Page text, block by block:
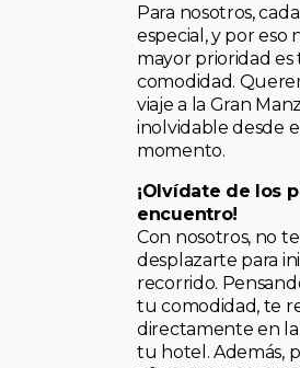
Para nosotros,
especial, y por eso
mayor prioridad es
comodidad.
viaje a la Gran
inolvidable desde
momento.
¡Olvídate de los
encuentro!
Con nosotros, no
desplazarte para
recorrido.
tu comodidad, te
directamente en
tu hotel. Además,